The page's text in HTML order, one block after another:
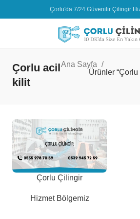
Çorlu'da 7/24 Güvenilir Çilingir
Çorlu acil
kilit
Ana Sayfa
Ürünler
Çorlu Çilingir
Hizmet Bölgemiz